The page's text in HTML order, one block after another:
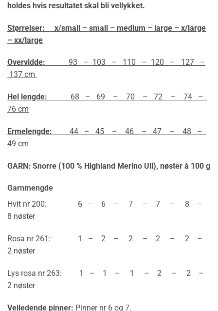
holdes hvis resultatet skal bli vellykket.
Størrelser: x/small – small – medium – large – x/large
– xx/large
Overvidde:
93 – 103 – 110 – 120 – 127 –
137 cm
Hel lengde: 68 – 69 – 70 – 72 – 74 –
76 cm
Ermelengde: 44 – 45 – 46 – 47 – 48 –
49 cm
GARN: Snorre (100 % Highland Merino Ull), nøster à 100 g
Garnmengde
Hvit nr 200: 6 – 6 – 7 – 7 – 8 –
8 nøster
Rosa nr 261: 1 – 2 – 2 – 2 – 2 –
2 nøster
Lys rosa nr 263: 1 – 1 – 1 – 2 – 2 –
2 nøster
Veiledende pinner: Pinner nr 6 og 7.